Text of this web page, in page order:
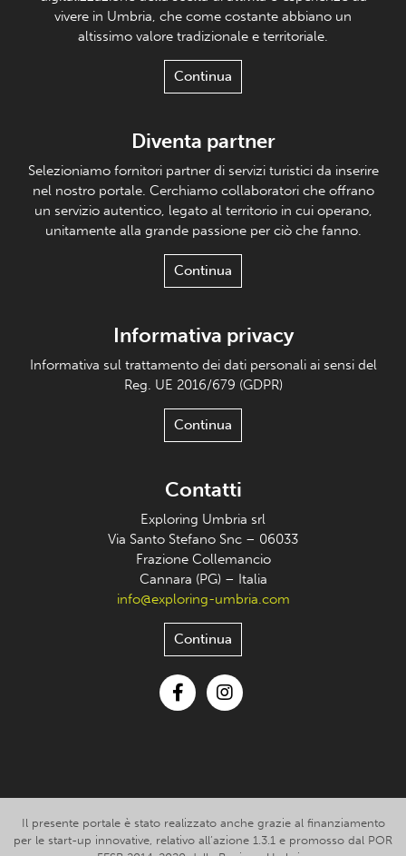
vivere in Umbria, che come costante abbiano un
altissimo valore tradizionale e territoriale.
Continua
Diventa partner
Selezioniamo fornitori partner di servizi turistici da inserire
nel nostro portale. Cerchiamo collaboratori che offrano
un servizio autentico, legato al territorio in cui operano,
unitamente alla grande passione per ciò che fanno.
Continua
Informativa privacy
Informativa sul trattamento dei dati personali ai sensi del
Reg. UE 2016/679 (GDPR)
Continua
Contatti
Exploring Umbria srl
Via Santo Stefano Snc – 06033
Frazione Collemancio
Cannara (PG) – Italia
info@exploring-umbria.com
Continua
Il presente portale è stato realizzato anche grazie al finanziamento
per le start-up innovative, relativo all’azione 1.3.1 e promosso dal POR